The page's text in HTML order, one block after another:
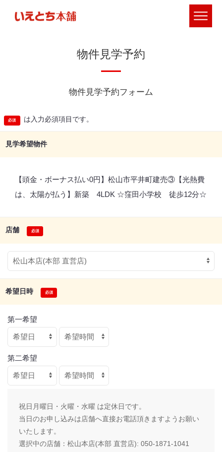
物件見学予約
物件見学予約フォーム
は入力必須項目です。
見学希望物件
【頭金・ボーナス払い0円】松山市平井町建売③【光熱費
は、太陽が払う】新築 4LDK ☆窪田小学校 徒歩12分☆
店舗
希望日時
第一希望
第二希望
祝日月曜日・火曜・水曜 は定休日です。
当日のお申し込みは店舗へ直接お電話頂きますようお願い
いたします。
選択中の店舗： 松山本店(本部 直営店): 050-1871-1041